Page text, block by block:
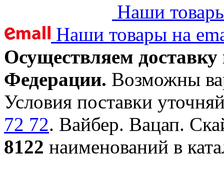
Наши
Наши товары на
Осуществляем
Федерации. Возможны
Условия поставки
72 72. Вайбер. Вацап.
8122 наименований в